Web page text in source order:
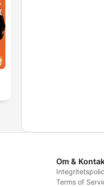
Om &
Terms of